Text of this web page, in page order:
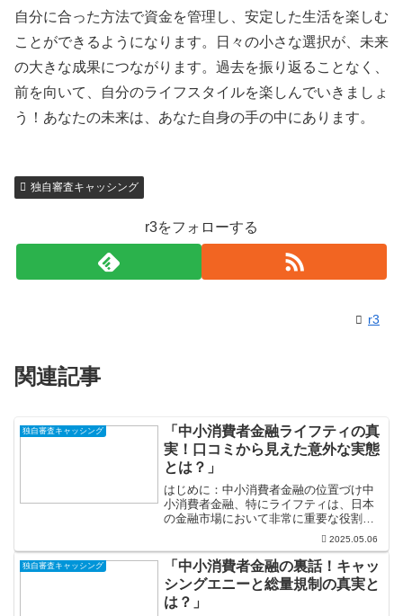
自分に合った方法で資金を管理し、安定した生活を楽しむ
ことができるようになります。日々の小さな選択が、未来
の大きな成果につながります。過去を振り返ることなく、
前を向いて、自分のライフスタイルを楽しんでいきましょ
う！あなたの未来は、あなた自身の手の中にあります。
独自審査キャッシング
r3をフォローする
r3
関連記事
独自審査キャッシング
「中小消費者金融ライフティの真
実！口コミから見えた意外な実態
とは？」
はじめに：中小消費者金融の位置づけ中
小消費者金融、特にライフティは、日本
の金融市場において非常に重要な役割を
果たしています。多くの人が「消費者金
融」と聞くと、厳しい審査や高金利のイ
メージを抱きがちですが、実はその中に
も多くの利点が隠されてい...
2025.05.06
独自審査キャッシング
「中小消費者金融の裏話！キャッ
シングエニーと総量規制の真実と
は？」